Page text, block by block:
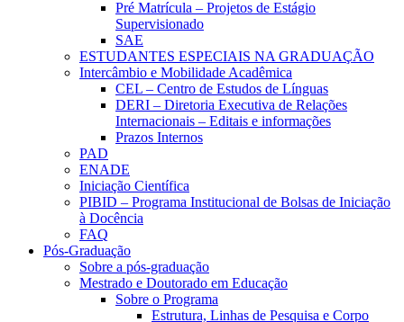
Pré Matrícula – Projetos de Estágio
Supervisionado
SAE
ESTUDANTES ESPECIAIS NA GRADUAÇÃO
Intercâmbio e Mobilidade Acadêmica
CEL – Centro de Estudos de Línguas
DERI – Diretoria Executiva de Relações
Internacionais – Editais e informações
Prazos Internos
PAD
ENADE
Iniciação Científica
PIBID – Programa Institucional de Bolsas de Iniciação
à Docência
FAQ
Pós-Graduação
Sobre a pós-graduação
Mestrado e Doutorado em Educação
Sobre o Programa
Estrutura, Linhas de Pesquisa e Corpo